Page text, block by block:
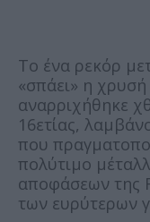
Το ένα ρεκόρ
«σπάει» η
αναρριχήθηκε
16ετίας,
που
πολύτιμο
αποφάσεων της
των ευρύτερων